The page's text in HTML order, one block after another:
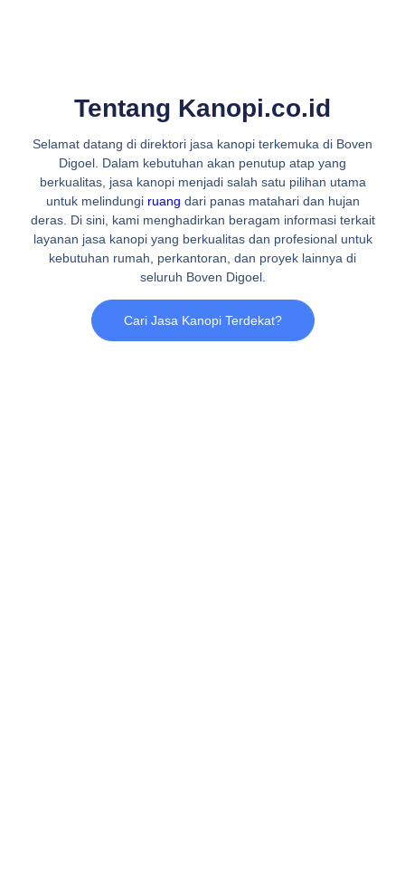
Tentang Kanopi.co.id
Selamat datang di direktori jasa kanopi terkemuka di Boven
Digoel. Dalam kebutuhan akan penutup atap yang
berkualitas, jasa kanopi menjadi salah satu pilihan utama
untuk melindungi ruang dari panas matahari dan hujan
deras. Di sini, kami menghadirkan beragam informasi terkait
layanan jasa kanopi yang berkualitas dan profesional untuk
kebutuhan rumah, perkantoran, dan proyek lainnya di
seluruh Boven Digoel.
Cari Jasa Kanopi Terdekat?